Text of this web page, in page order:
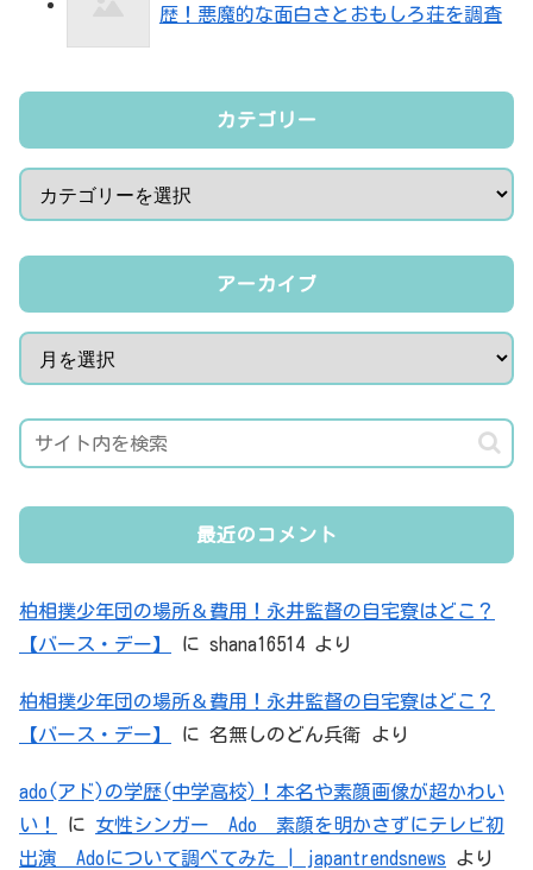
歴！悪魔的な面白さとおもしろ荘を調査
カテゴリー
アーカイブ
最近のコメント
柏相撲少年団の場所＆費用！永井監督の自宅寮はどこ？
【バース・デー】
に shana16514 より
柏相撲少年団の場所＆費用！永井監督の自宅寮はどこ？
【バース・デー】
に 名無しのどん兵衛 より
ado(アド)の学歴(中学高校)！本名や素顔画像が超かわい
い！
に 女性シンガー Ado 素顔を明かさずにテレビ初
出演 Adoについて調べてみた | japantrendsnews より